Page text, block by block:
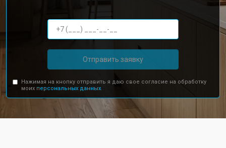
Отправить заявку
Нажимая на кнопку отправить я даю свое согласие на обработку
моих персональных данных.